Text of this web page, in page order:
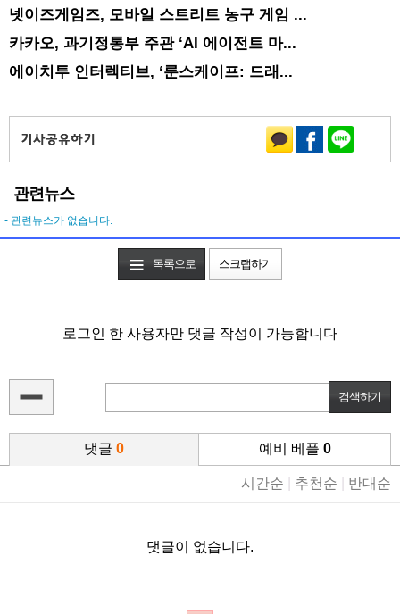
넷이즈게임즈, 모바일 스트리트 농구 게임 ...
카카오, 과기정통부 주관 ‘AI 에이전트 마...
에이치투 인터렉티브, ‘룬스케이프: 드래...
관련뉴스
- 관련뉴스가 없습니다.
목록으로 스크랩하기
로그인 한 사용자만 댓글 작성이 가능합니다
댓글 0 예비 베플 0
시간순 추천순 반대순
댓글이 없습니다.